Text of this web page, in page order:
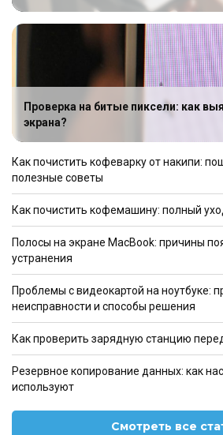
Проверка на битые пиксели: как
экрана?
Как почистить кофеварку от накипи:
полезные советы
Как почистить кофемашину: полный
Полосы на экране MacBook: причины
устранения
Проблемы с видеокартой на ноутбуке:
неисправности и способы решения
Как проверить зарядную станцию
Резервное копирование данных: как
используют
Смотреть все